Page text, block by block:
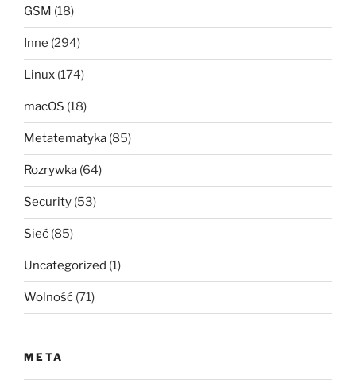
GSM (18)
Inne (294)
Linux (174)
macOS (18)
Metatematyka (85)
Rozrywka (64)
Security (53)
Sieć (85)
Uncategorized (1)
Wolność (71)
META